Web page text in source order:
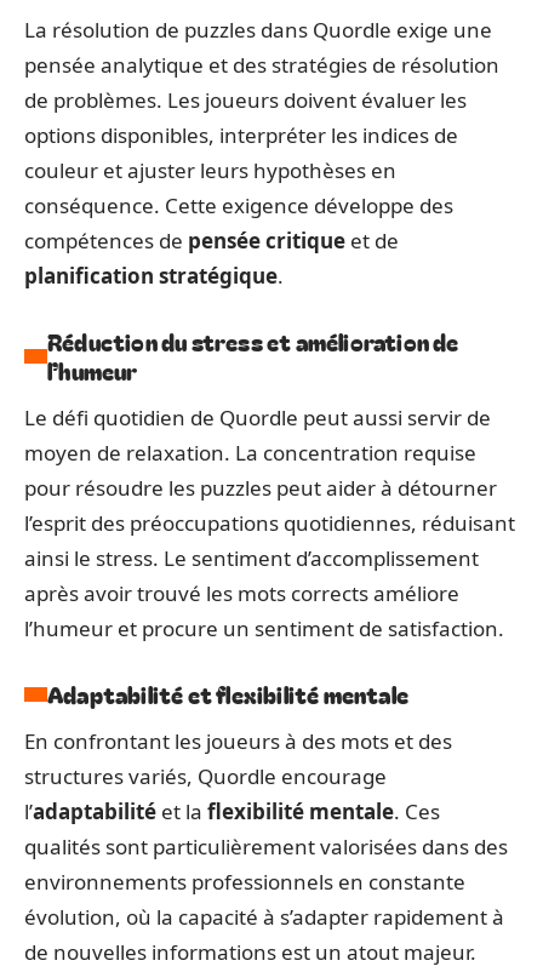
La résolution de puzzles dans Quordle exige une
pensée analytique et des stratégies de résolution
de problèmes. Les joueurs doivent évaluer les
options disponibles, interpréter les indices de
couleur et ajuster leurs hypothèses en
conséquence. Cette exigence développe des
compétences de pensée critique et de
planification stratégique.
Réduction du stress et amélioration de
l’humeur
Le défi quotidien de Quordle peut aussi servir de
moyen de relaxation. La concentration requise
pour résoudre les puzzles peut aider à détourner
l’esprit des préoccupations quotidiennes, réduisant
ainsi le stress. Le sentiment d’accomplissement
après avoir trouvé les mots corrects améliore
l’humeur et procure un sentiment de satisfaction.
Adaptabilité et flexibilité mentale
En confrontant les joueurs à des mots et des
structures variés, Quordle encourage
l’adaptabilité et la flexibilité mentale. Ces
qualités sont particulièrement valorisées dans des
environnements professionnels en constante
évolution, où la capacité à s’adapter rapidement à
de nouvelles informations est un atout majeur.